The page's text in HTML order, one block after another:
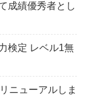
成績優秀者とし
検定 レベル1無
ニューアルしま